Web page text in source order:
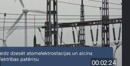
00:02:24